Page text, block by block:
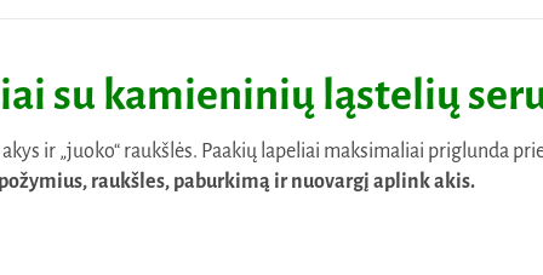
su kamieninių ląstelių
ir „juoko“ raukšlės. Paakių lapeliai maksimaliai priglunda
raukšles, paburkimą ir nuovargį aplink akis.